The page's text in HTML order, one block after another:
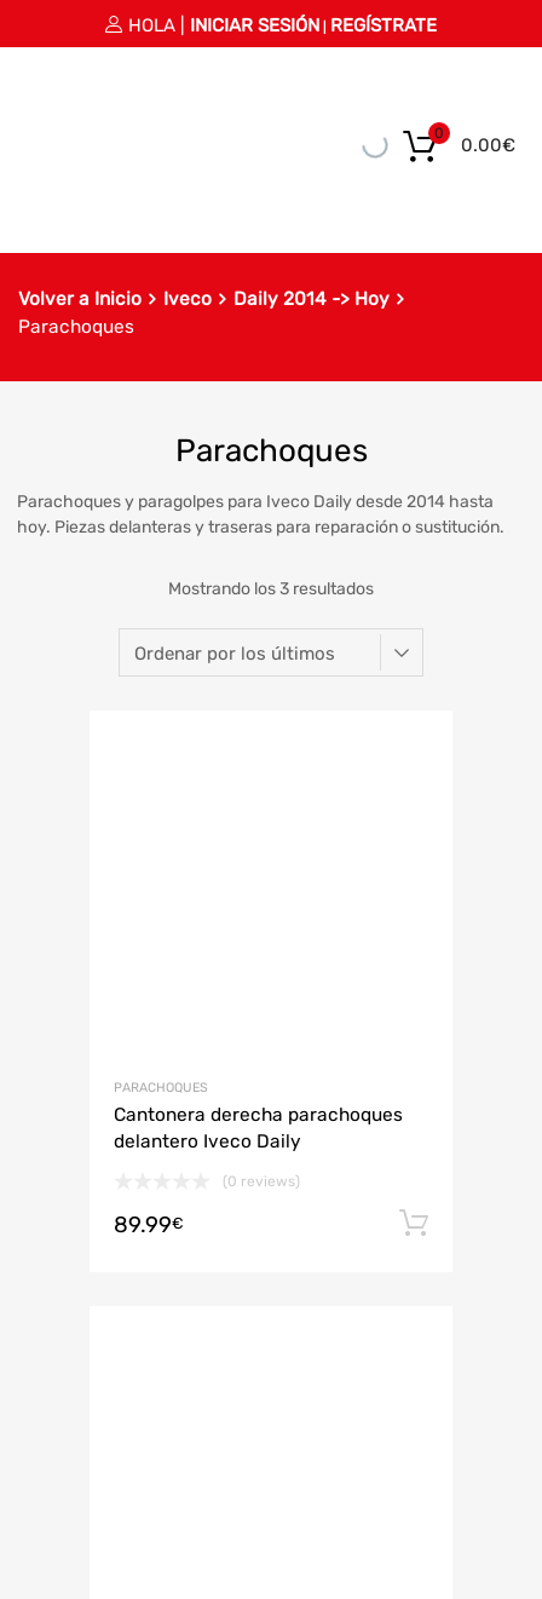
HOLA | INICIAR SESIÓN REGÍSTRATE
0.00€
0
Volver a Inicio Iveco
Daily 2014 -> Hoy
Parachoques
Parachoques
Parachoques y paragolpes para Iveco Daily desde 2014 hasta
hoy. Piezas delanteras y traseras para reparación o sustitución.
Mostrando los 3 resultados
PARACHOQUES
Cantonera derecha parachoques
delantero Iveco Daily
(0 reviews)
89.99€